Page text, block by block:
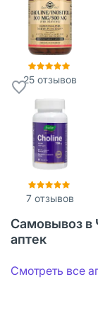
25 отзывов
7 отзывов
Самовывоз в
аптек
Смотреть все